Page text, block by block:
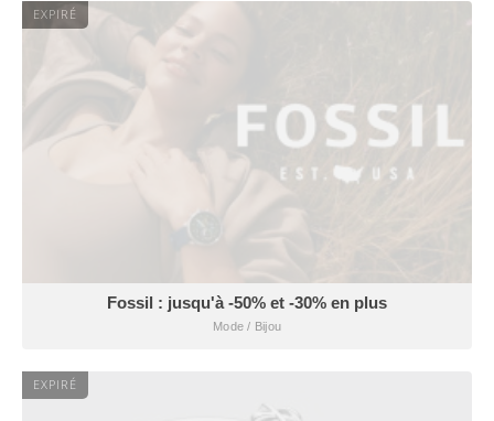
EXPIRÉ
Fossil : jusqu'à -50% et -30% en plus
Mode / Bijou
EXPIRÉ